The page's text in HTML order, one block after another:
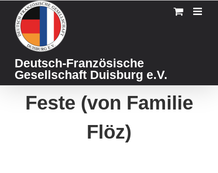
content
Deutsch-Französische
Gesellschaft Duisburg e.V.
Feste (von Familie
Flöz)